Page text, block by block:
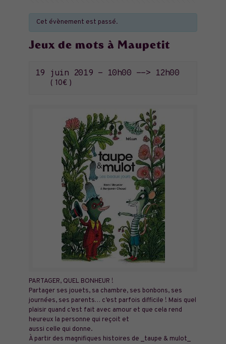
Cet évènement est passé.
Jeux de mots à Maupetit
19 juin 2019 - 10h00 --> 12h00
10€
PARTAGER, QUEL BONHEUR !
Partager ses jouets, sa chambre, ses bonbons, ses
journées, ses parents… c’est parfois difficile ! Mais quel
plaisir quand c’est fait avec amour et que cela rend
heureux la personne qui reçoit et
aussi celle qui donne.
À partir des magnifiques histoires de _taupe & mulot_